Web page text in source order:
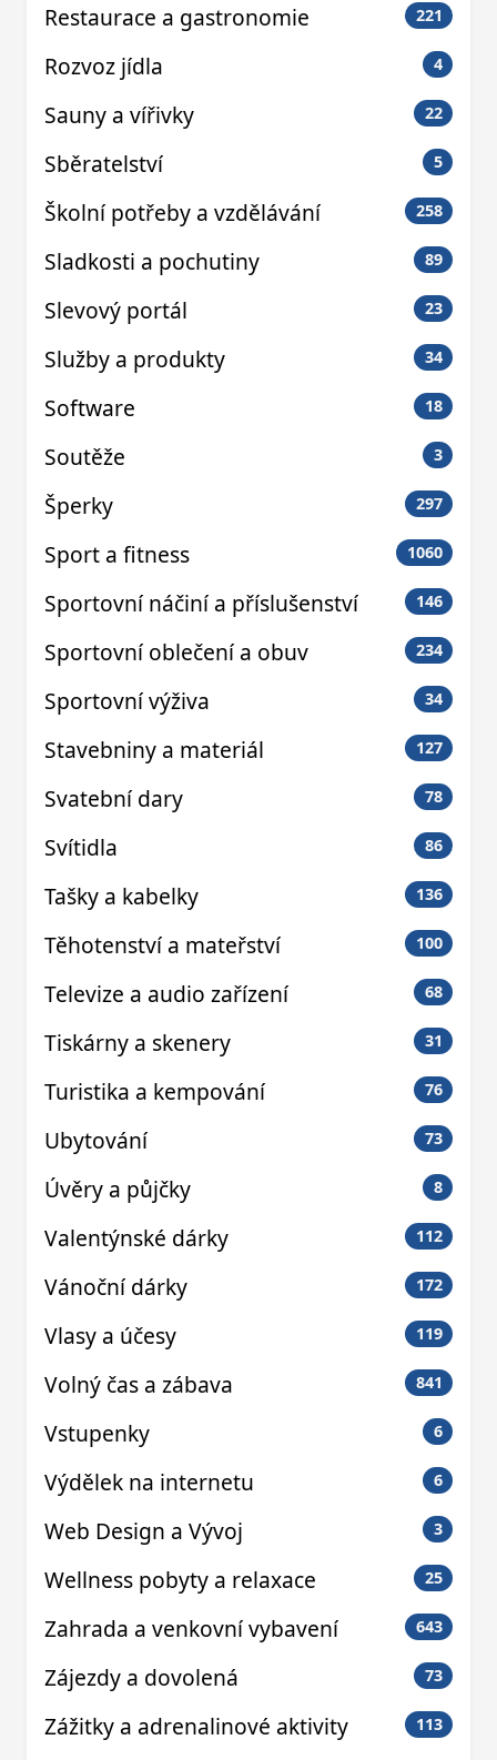
Restaurace a gastronomie 221
Rozvoz jídla 4
Sauny a vířivky 22
Sběratelství 5
Školní potřeby a vzdělávání 258
Sladkosti a pochutiny 89
Slevový portál 23
Služby a produkty 34
Software 18
Soutěže 3
Šperky 297
Sport a fitness 1060
Sportovní náčiní a příslušenství 146
Sportovní oblečení a obuv 234
Sportovní výživa 34
Stavebniny a materiál 127
Svatební dary 78
Svítidla 86
Tašky a kabelky 136
Těhotenství a mateřství 100
Televize a audio zařízení 68
Tiskárny a skenery 31
Turistika a kempování 76
Ubytování 73
Úvěry a půjčky 8
Valentýnské dárky 112
Vánoční dárky 172
Vlasy a účesy 119
Volný čas a zábava 841
Vstupenky 6
Výdělek na internetu 6
Web Design a Vývoj 3
Wellness pobyty a relaxace 25
Zahrada a venkovní vybavení 643
Zájezdy a dovolená 73
Zážitky a adrenalinové aktivity 113